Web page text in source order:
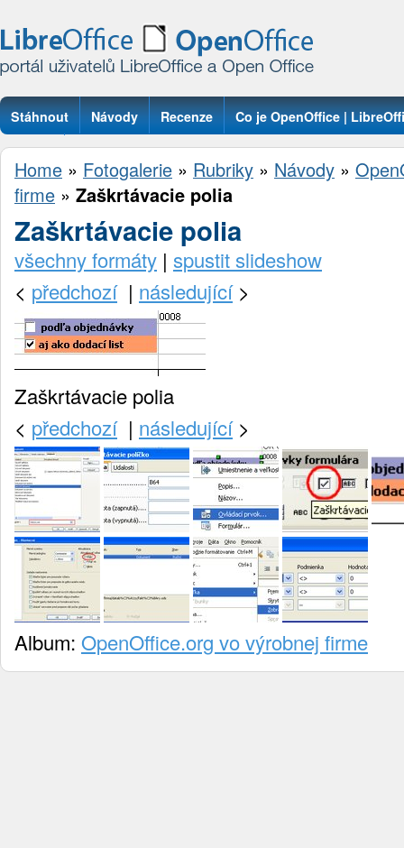
Stáhnout Návody Recenze Co je OpenOffice |
Otázky
Home » Fotogalerie » Rubriky » Návody »
firme » Zaškrtávacie polia
Zaškrtávacie polia
všechny formáty | spustit slideshow
< předchozí| následující>
Zaškrtávacie polia
< předchozí| následující>
Album: OpenOffice.org vo výrobnej firme